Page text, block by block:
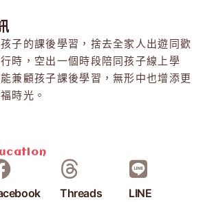
子的課後學習，捨去全家人出遊同歡
時，空出一個時段陪同孩子線上學
兼顧孩子課後學習，無形中也增添更
時光。
Threads LINE